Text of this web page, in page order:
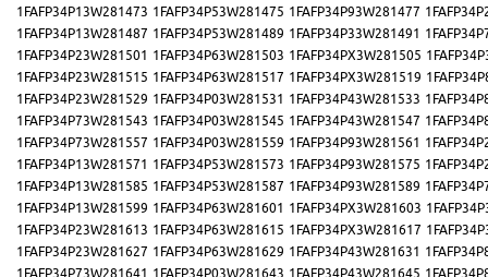
1FAFP34P13W281473 1FAFP34P53W281475 1FAFP34P93W281477
1FAFP34P13W281487 1FAFP34P53W281489 1FAFP34P33W281491
1FAFP34P23W281501 1FAFP34P63W281503 1FAFP34PX3W281505
1FAFP34P23W281515 1FAFP34P63W281517 1FAFP34PX3W281519
1FAFP34P23W281529 1FAFP34P03W281531 1FAFP34P43W281533
1FAFP34P73W281543 1FAFP34P03W281545 1FAFP34P43W281547
1FAFP34P73W281557 1FAFP34P03W281559 1FAFP34P93W281561
1FAFP34P13W281571 1FAFP34P53W281573 1FAFP34P93W281575
1FAFP34P13W281585 1FAFP34P53W281587 1FAFP34P93W281589
1FAFP34P13W281599 1FAFP34P63W281601 1FAFP34PX3W281603
1FAFP34P23W281613 1FAFP34P63W281615 1FAFP34PX3W281617
1FAFP34P23W281627 1FAFP34P63W281629 1FAFP34P43W281631